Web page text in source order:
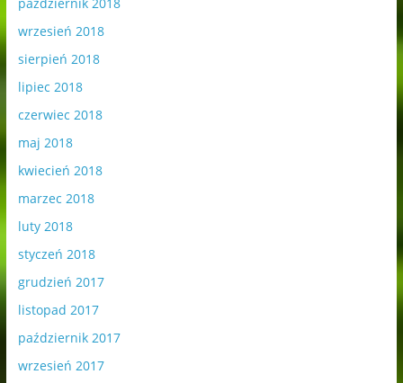
wrzesień 2018
sierpień 2018
lipiec 2018
czerwiec 2018
maj 2018
kwiecień 2018
marzec 2018
luty 2018
styczeń 2018
grudzień 2017
listopad 2017
październik 2017
wrzesień 2017